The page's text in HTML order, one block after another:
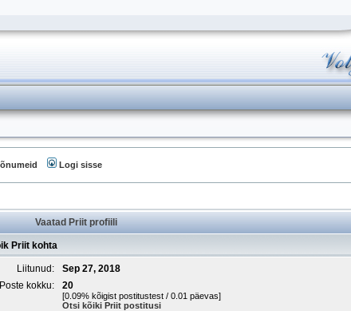
Logi sisse
Vaatad Priit profiili
Priit kohta
Liitunud:
Sep 27, 2018
Poste kokku:
20
[0.09% kõigist postitustest / 0.01 päevas]
Otsi kõiki Priit postitusi